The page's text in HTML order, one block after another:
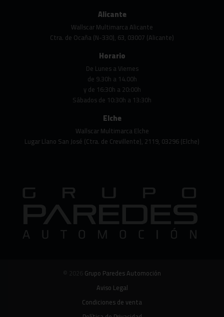
Alicante
Wallscar Multimarca Alicante
Ctra. de Ocaña (N-330), 63, 03007 (Alicante)
Horario
De Lunes a Viernes
de 9.30h a 14.00h
y de 16:30h a 20:00h
Sábados de 10:30h a 13:30h
Elche
Wallscar Multimarca Elche
Lugar Llano San José (Ctra. de Crevillente), 2119, 03296 (Elche)
Grupo Paredes Automoción
Aviso Legal
Condiciones de venta